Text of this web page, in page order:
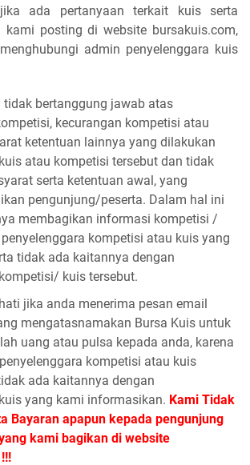
ada pertanyaan terkait kuis serta
kami posting di website bursakuis.com,
admin penyelenggara kuis
tidak bertanggung jawab atas
kecurangan kompetisi atau
ketentuan lainnya yang dilakukan
atau kompetisi tersebut dan tidak
serta ketentuan awal, yang
pengunjung/peserta. Dalam hal ini
membagikan informasi kompetisi /
kompetisi atau kuis yang
tidak ada kaitannya dengan
kuis tersebut.
jika anda menerima pesan email
mengatasnamakan Bursa Kuis untuk
uang atau pulsa kepada anda, karena
kompetisi atau kuis
ada kaitannya dengan
yang kami informasikan. Kami Tidak
Bayaran apapun kepada pengunjung
kami bagikan di website